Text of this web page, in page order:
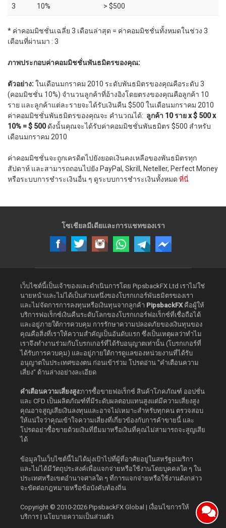
3 10% > $500
* ค่าคอมมิชชั่นเฉลี่ย 3 เดือนล่าสุด = ค่าคอมมิชชั่นทั้งหมดในช่วง 3
เดือนที่ผ่านมา : 3
ภาพประกอบค่าคอมมิชชั่นพันธมิตรของคุณ:
ตัวอย่าง:ในเดือนมกราคม 2010 ระดับพันธมิตรของคุณคือระดับ 3
(คอมมิชชั่น 10%) จำนวนลูกค้าที่อ้างอิงโดยตรงของคุณคือลูกค้า 10
ราย และลูกค้าแต่ละรายจะได้รับเงินคืน $500 ในเดือนมกราคม 2010
ค่าคอมมิชชั่นพันธมิตรของคุณจะ คำนวณได้: ลูกค้า 10 ราย x $ 500 x
10% = $ 500ดังนั้นคุณจะได้รับค่าคอมมิชชั่นพันธมิตร $500 สำหรับ
เดือนมกราคม 2010
ค่าคอมมิชชั่นจะถูกเครดิตไปยังยอดเงินคงเหลือของพันธมิตรทุก
สัปดาห์ และสามารถถอนไปยัง PayPal, Skrill, Neteller, Perfect Money
หรือระบบการชำระเงินอื่น ๆ ดูระบบการชำระเงินทั้งหมด ที่นี่
โซเชียลมีเดียและการแชทของเรา
เว็บไซต์นี้เป็นเจ้าของและดำเนินการโดย PipsbackFX Ltd เราไม่ใช่
นายหน้าและไม่ได้เป็นส่วนหนึ่งของโบรกเกอร์พันธมิตรของเรา
และไม่จัดการการลงทุนหรือเงินทุนจากลูกค้า PipsbackFXคือผู้ให้
บริการฟอเร็กซ์เงินคืนระดับโลกของโบรกเกอร์ฟอเร็กซ์ที่เชื่อถือได้
และอยู่ภายใต้การควบคุม การรักษาความปลอดภัยของเงินทุนของ
คุณคือสิ่งที่เราให้ความสำคัญเป็นอันดับแรก ซึ่งเป็นเหตุผลว่าทำไม
เราจึงทำงานร่วมกับโบรกเกอร์ที่ได้รับอนุญาตเท่านั้น (โบรกเกอร์ที่
ได้รับการควบคุม) และอยู่ภายใต้การดูแลของหน่วยงานที่ได้รับ
อนุญาตในประเทศของตน ก่อนเข้าร่วม โปรดอ่าน "คำเตือนความ
เสี่ยง" ด้านล่างอย่างละเอียด
คำเตือนความเสี่ยงสูง:การซื้อขายฟอเร็กซ์ สินค้าโภคภัณฑ์ ออปชั่น
และ CFD เป็นผลิตภัณฑ์ที่มีระดับผลตอบแทนสูงแต่มีความเสี่ยงสูง
คุณอาจสูญเสียเงินลงทุนและอาจไม่เหมาะสำหรับทุกคน ตรวจสอบ
ให้แน่ใจว่าคุณเข้าใจความเสี่ยงที่เกี่ยวข้องกับการค้าขายนี้ และ
โปรดอย่าซื้อขายด้วยเงินที่ยืมมาหรือเงินที่คุณไม่สามารถจะสูญเสีย
ได้
ข้อมูลในเว็บไซต์นี้ไม่ได้มุ่งเป้าไปที่ผู้ที่อาศัยอยู่ในสหรัฐอเมริกา
และไม่ได้มีวัตถุประสงค์เพื่อแจกจ่ายหรือใช้งานโดยบุคคลใด ๆ ใน
ประเทศหรือเขตอำนาจศาลใด ๆ ที่การแจกจ่ายหรือใช้งานดังกล่าว
จะขัดต่อกฎหมายหรือข้อบังคับท้องถิ่น
Copyright © 2010-2026 PipsbackFX Global | เงื่อนไขการให้
บริการ | นโยบายความเป็นส่วนตัว